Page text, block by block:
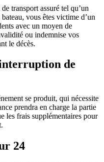
transport assuré tel qu’un
vous êtes victime d’un
avec un moyen de
ou indemnise vos
le décès.
de
se produit, qui nécessite
prendra en charge la partie
les frais supplémentaires pour
24